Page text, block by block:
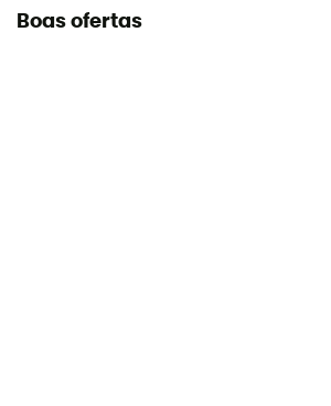
Boas ofertas